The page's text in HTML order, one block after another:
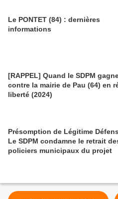
Le PONTET (84) : dernières
informations
[RAPPEL] Quand le SDPM
contre la mairie de Pau (64) en
liberté (2024)
Présomption de Légitime
Le SDPM condamne le retrait
policiers municipaux du projet